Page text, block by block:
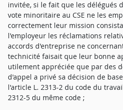
invitée, si le fait que les délégués
vote minoritaire au CSE ne les
correctement leur mission
l'employeur les réclamations
accords d'entreprise ne
technicité faisait que leur bonne
utilement appréciée que par des
d'appel a privé sa décision de
l'article L. 2313-2 du code du
2312-5 du même code ;